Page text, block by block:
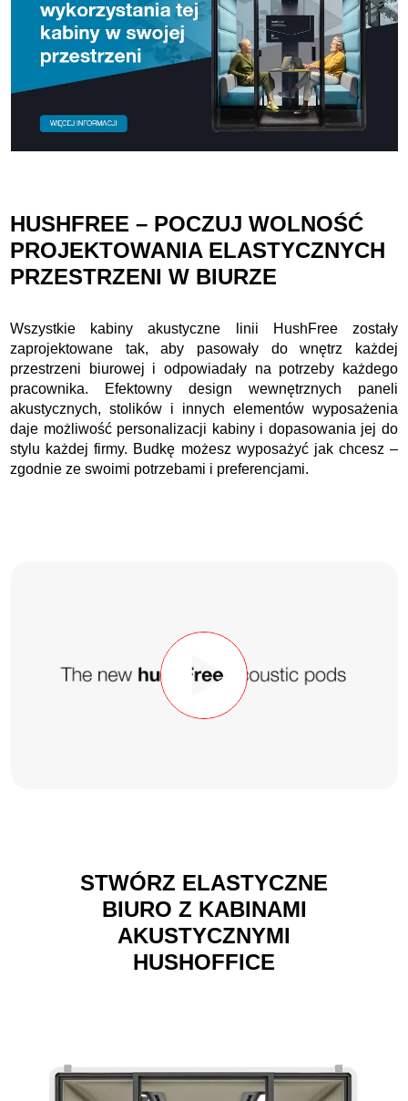
HUSHFREE – POCZUJ WOLNOŚĆ
PROJEKTOWANIA ELASTYCZNYCH
PRZESTRZENI W BIURZE
Wszystkie kabiny akustyczne linii HushFree zostały
zaprojektowane tak, aby pasowały do wnętrz każdej
przestrzeni biurowej i odpowiadały na potrzeby każdego
pracownika. Efektowny design wewnętrznych paneli
akustycznych, stolików i innych elementów wyposażenia
daje możliwość personalizacji kabiny i dopasowania jej do
stylu każdej firmy. Budkę możesz wyposażyć jak chcesz –
zgodnie ze swoimi potrzebami i preferencjami.
STWÓRZ ELASTYCZNE
BIURO Z KABINAMI
AKUSTYCZNYMI
HUSHOFFICE